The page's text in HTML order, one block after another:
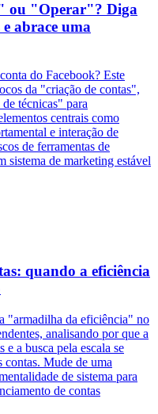
ou "Operar"? Diga
e abrace uma
do Facebook? Este
da "criação de contas",
técnicas" para
centrais como
e interação de
de ferramentas de
sistema de marketing estável
quando a eficiência
"armadilha da eficiência" no
analisando por que a
e a busca pela escala se
contas. Mude de uma
de sistema para
de contas